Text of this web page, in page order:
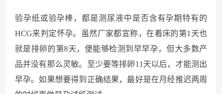
验孕纸或验孕棒，都是测尿液中是否含有孕期特有的
HCG来判定怀孕。虽然厂家都宣称，在着床的第1天也
就是排卵的第8天，便能够检测到早早孕，但大多数产
品并没有那么灵敏。至少要等排卵11天以后，才能测出
早孕。如果想要得到正确结果，最好是在月经推迟两周